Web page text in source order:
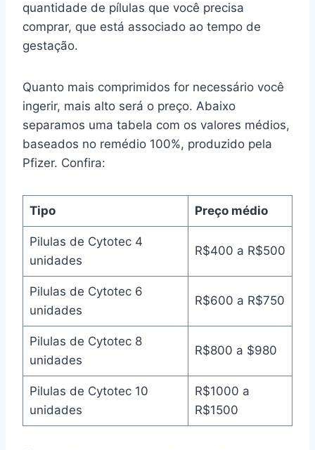
quantidade de pílulas que você precisa
comprar, que está associado ao tempo de
gestação.
Quanto mais comprimidos for necessário você
ingerir, mais alto será o preço. Abaixo
separamos uma tabela com os valores médios,
baseados no remédio 100%, produzido pela
Pfizer. Confira:
Tipo Preço médio
Pilulas de Cytotec 4
unidades
R$400 a R$500
Pilulas de Cytotec 6
unidades
R$600 a R$750
Pilulas de Cytotec 8
unidades
R$800 a $980
Pilulas de Cytotec 10
unidades
R$1000 a
R$1500